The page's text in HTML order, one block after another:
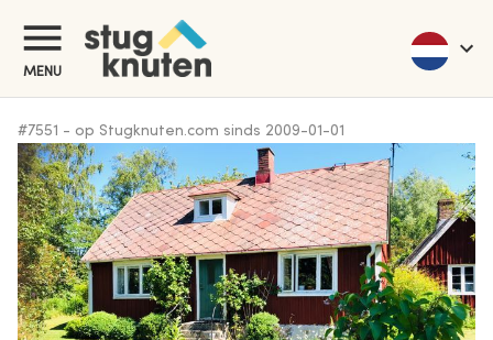
MENU
#7551 - op Stugknuten.com sinds 2009-01-01